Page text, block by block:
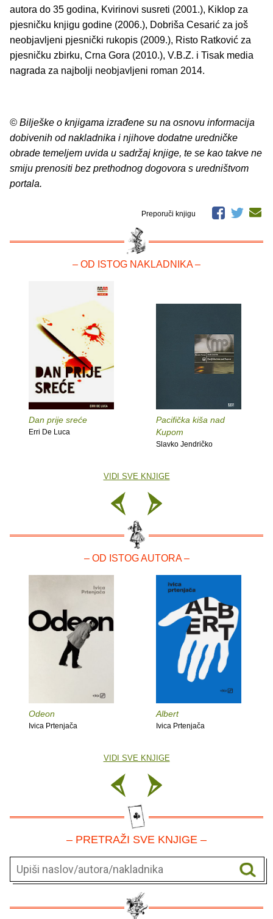
autora do 35 godina, Kvirinovi susreti (2001.), Kiklop za
pjesničku knjigu godine (2006.), Dobriša Cesarić za još
neobjavljeni pjesnički rukopis (2009.), Risto Ratković za
pjesničku zbirku, Crna Gora (2010.), V.B.Z. i Tisak media
nagrada za najbolji neobjavljeni roman 2014.
© Bilješke o knjigama izrađene su na osnovu informacija
dobivenih od nakladnika i njihove dodatne uredničke
obrade temeljem uvida u sadržaj knjige, te se kao takve ne
smiju prenositi bez prethodnog dogovora s uredništvom
portala.
Preporuči knjigu
– OD ISTOG NAKLADNIKA –
Dan prije sreće
Erri De Luca
Pacifička kiša nad
Kupom
Slavko Jendričko
VIDI SVE KNJIGE
– OD ISTOG AUTORA –
Odeon
Ivica Prtenjača
Albert
Ivica Prtenjača
VIDI SVE KNJIGE
– PRETRAŽI SVE KNJIGE –